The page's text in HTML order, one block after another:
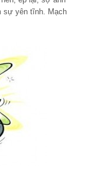
sự yên tĩnh. Mạch